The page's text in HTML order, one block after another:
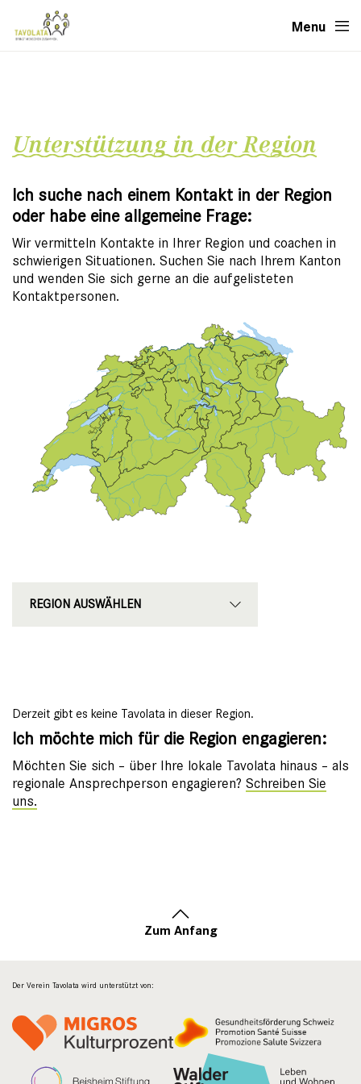
Menu
Unterstützung in der Region
Ich suche nach einem Kontakt in der Region
oder habe eine allgemeine Frage:
Wir vermitteln Kontakte in Ihrer Region und coachen in
schwierigen Situationen. Suchen Sie nach Ihrem Kanton
und wenden Sie sich gerne an die aufgelisteten
Kontaktpersonen.
REGION AUSWÄHLEN
Derzeit gibt es keine Tavolata in dieser Region.
Ich möchte mich für die Region engagieren:
Möchten Sie sich – über Ihre lokale Tavolata hinaus – als
regionale Ansprechperson engagieren? Schreiben Sie
uns.
Zum Anfang
Der Verein Tavolata wird unterstützt von: